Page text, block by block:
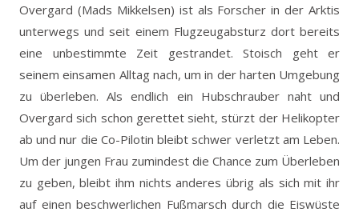
Overgard (Mads Mikkelsen) ist als Forscher in der Arktis
unterwegs und seit einem Flugzeugabsturz dort bereits
eine unbestimmte Zeit gestrandet. Stoisch geht er
seinem einsamen Alltag nach, um in der harten Umgebung
zu überleben. Als endlich ein Hubschrauber naht und
Overgard sich schon gerettet sieht, stürzt der Helikopter
ab und nur die Co-Pilotin bleibt schwer verletzt am Leben.
Um der jungen Frau zumindest die Chance zum Überleben
zu geben, bleibt ihm nichts anderes übrig als sich mit ihr
auf einen beschwerlichen Fußmarsch durch die Eiswüste